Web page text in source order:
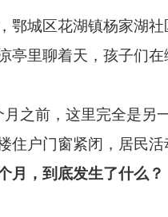
城区花湖镇杨家湖社
亭里聊着天，孩子们
之前，这里完全是另
住户门窗紧闭，居民
月，到底发生了什么？